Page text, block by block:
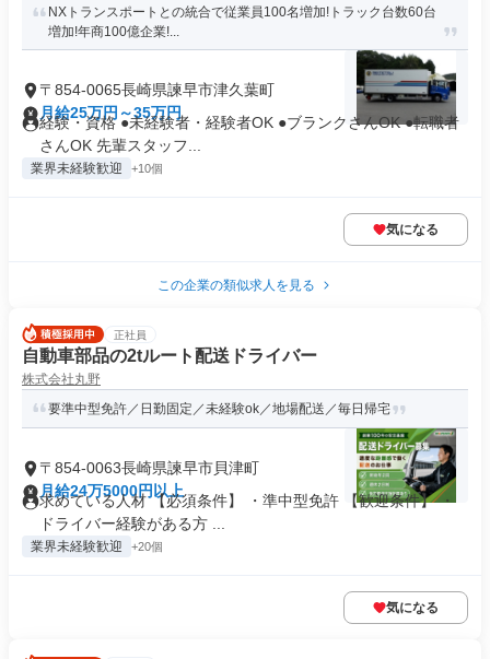
NXトランスポートとの統合で従業員100名増加!トラック台数60台
増加!年商100億企業!...
〒854-0065長崎県諫早市津久葉町
月給25万円～35万円
経験・資格 ●未経験者・経験者OK ●ブランクさんOK ●転職者
さんOK 先輩スタッフ...
業界未経験歓迎 +10個
気になる
この企業の類似求人を見る
正社員
自動車部品の2tルート配送ドライバー
株式会社丸野
要準中型免許／日勤固定／未経験ok／地場配送／毎日帰宅
〒854-0063長崎県諫早市貝津町
月給24万5000円以上
求めている人材 【必須条件】 ・準中型免許 【歓迎条件】 ・
ドライバー経験がある方 ...
業界未経験歓迎 +20個
気になる